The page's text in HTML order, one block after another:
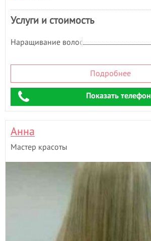
Услуги и стоимость
Наращивание волос
Подробнее
Показать телефон
Анна
Мастер красоты